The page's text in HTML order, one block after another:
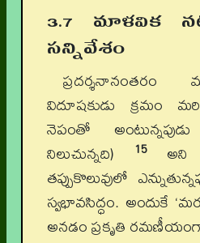
3.7 మాళవిక
సన్నివేశం
ప్రదర్శనానంతరం
విదూషకుడు క్రమం
నెపంతో
నిలుచున్నది)
15అని
తప్పుకొలువులో
స్వభావసిద్ధం. అందుకే
అనడం ప్రకృతి